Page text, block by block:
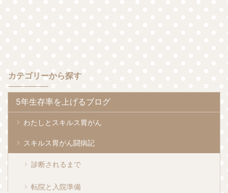
カテゴリーから探す
5年生存率を上げるブログ
わたしとスキルス胃がん
スキルス胃がん闘病記
診断されるまで
転院と入院準備